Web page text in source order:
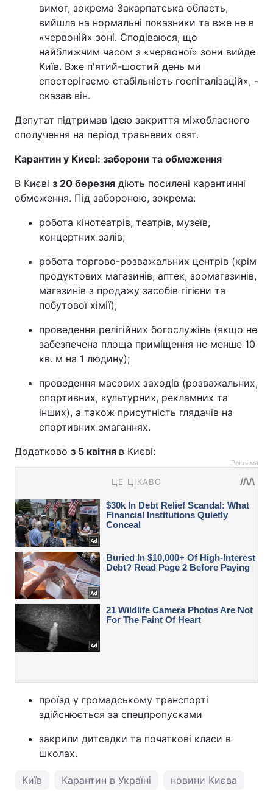
вимог, зокрема Закарпатська область,
вийшла на нормальні показники та вже не в
«червоній» зоні. Сподіваюся, що
найближчим часом з «червоної» зони вийде
Київ. Вже п'ятий-шостий день ми
спостерігаємо стабільність госпіталізацій», -
сказав він.
Депутат підтримав ідею закриття міжобласного
сполучення на період травневих свят.
Карантин у Києві: заборони та обмеження
В Києві з 20 березня діють посилені карантинні
обмеження. Під забороною, зокрема:
робота кінотеатрів, театрів, музеїв,
концертних залів;
робота торгово-розважальних центрів (крім
продуктових магазинів, аптек, зоомагазинів,
магазинів з продажу засобів гігієни та
побутової хімії);
проведення релігійних богослужінь (якщо не
забезпечена площа приміщення не менше 10
кв. м на 1 людину);
проведення масових заходів (розважальних,
спортивних, культурних, рекламних та
інших), а також присутність глядачів на
спортивних змаганнях.
Додатково з 5 квітня в Києві:
Реклама
проїзд у громадському транспорті
здійснюється за спецпропусками
закрили дитсадки та початкові класи в
школах.
Київ Карантин в Україні новини Києва